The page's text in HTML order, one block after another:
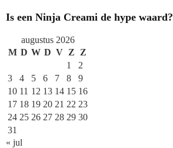
Is een Ninja Creami de hype waard?
augustus 2026
M D W D V Z
Z
1
2
3
4 5 6 7 8
9
10 11 12 13 14 15 16
17 18 19 20 21 22 23
24 25 26 27 28 29 30
31
« jul